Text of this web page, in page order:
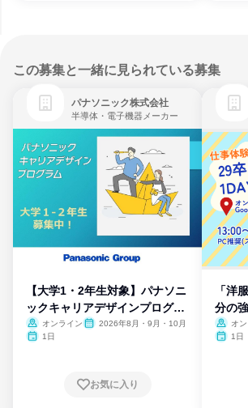
この募集と一緒に見られている募集
パナソニック株式会社
半導体・電子機器メーカー
【大学1・2年生対象】パナソニ
ックキャリアデザインプログラ
ム
オンライン
2026年8月・9月・10月
1日
お気に入り
「洋
分の
オ
1日